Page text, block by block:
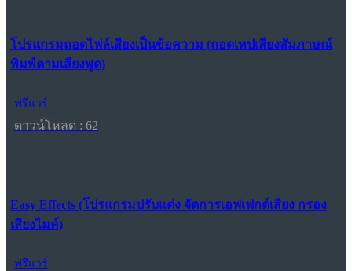
โปรแกรมถอดไฟล์เสียงเป็นข้อความ (ถอดเทปเสียงสัมภาษณ์
พิมพ์ตามเสียงพูด)
ฟรีแวร์
ดาวน์โหลด : 62
Easy Effects (โปรแกรมปรับแต่ง จัดการเอฟเฟกต์เสียง กรอง
เสียงไมค์)
ฟรีแวร์